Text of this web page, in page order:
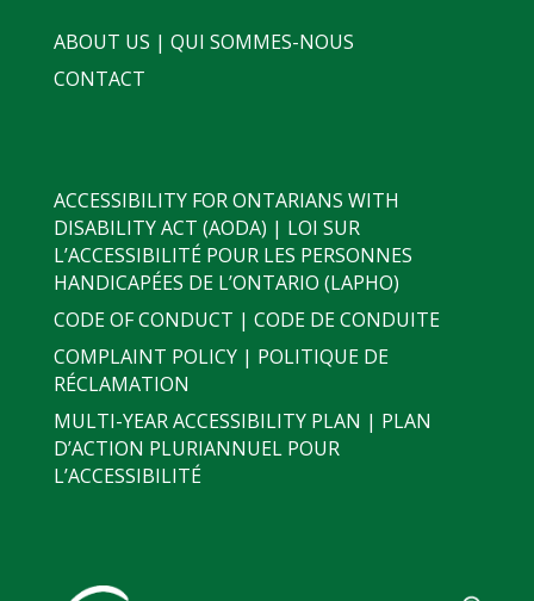
ABOUT US | QUI SOMMES-NOUS
CONTACT
ACCESSIBILITY FOR ONTARIANS WITH
DISABILITY ACT (AODA) | LOI SUR
L’ACCESSIBILITÉ POUR LES PERSONNES
HANDICAPÉES DE L’ONTARIO (LAPHO)
CODE OF CONDUCT | CODE DE CONDUITE
COMPLAINT POLICY | POLITIQUE DE
RÉCLAMATION
MULTI-YEAR ACCESSIBILITY PLAN | PLAN
D’ACTION PLURIANNUEL POUR
L’ACCESSIBILITÉ